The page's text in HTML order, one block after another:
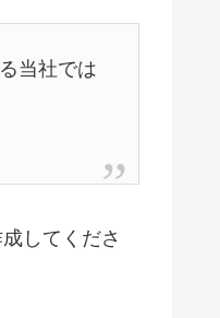
当社では
してくださ